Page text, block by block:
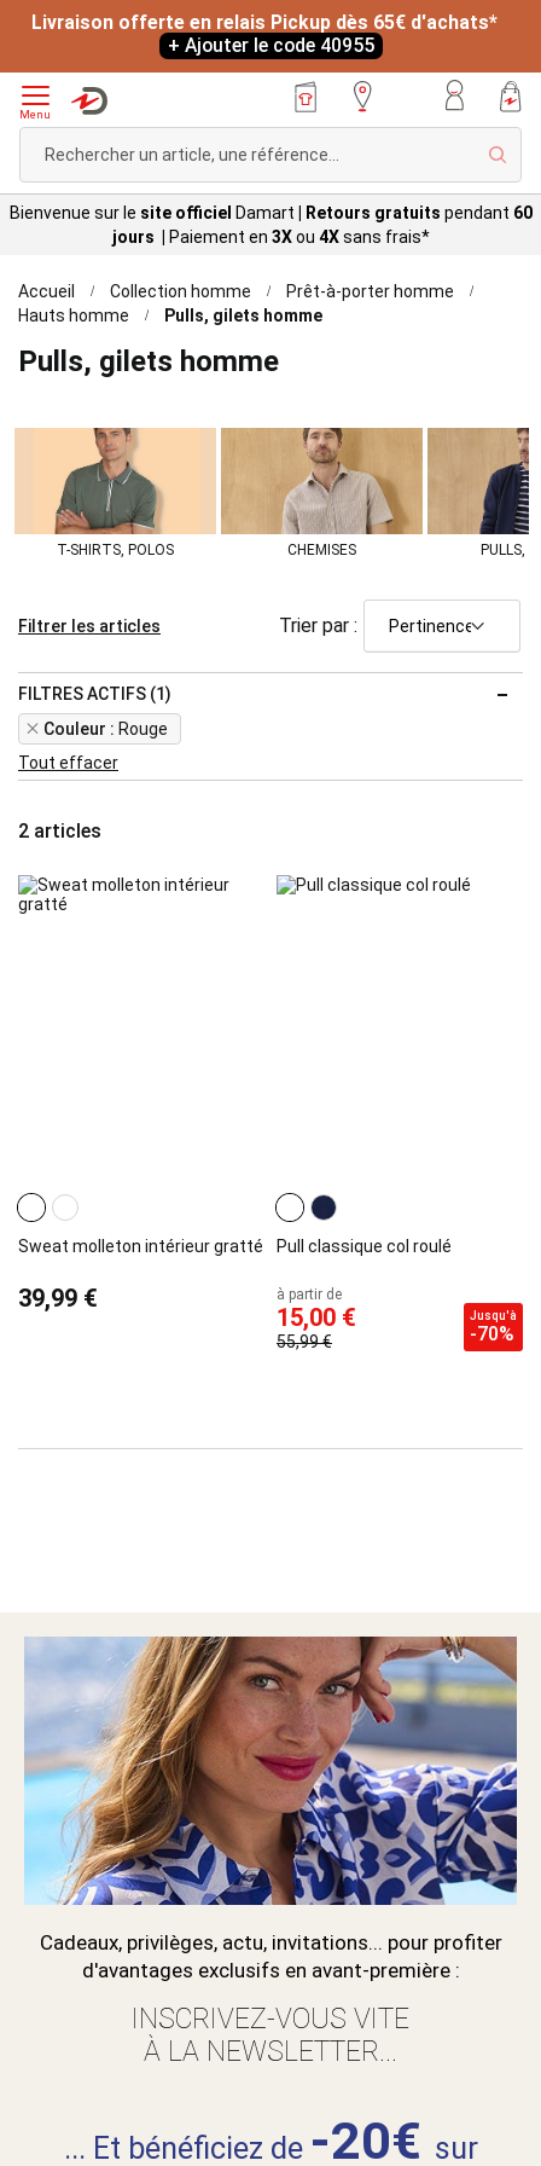
Livraison offerte en relais Pickup dès 65€ d'achats*
+ Ajouter le code 40955
Menu
Bienvenue sur le site officiel Damart Retours gratuits pendant 60
jours |
Paiement en 3Xou 4Xsans frais*
Accueil Collection homme
Prêt-à-porter homme
Hauts homme
Pulls, gilets homme
Pulls, gilets homme
T-SHIRTS, POLOS CHEMISES PULLS,
2 articles
Trier par :
Sweat molleton intérieur gratté
39,99 €
Pull classique col roulé
à partir de
15,00 €
55,99 €
Jusqu'à
-70%
Filtrer les articles
FILTRES ACTIFS (1)
Couleur
Rouge
Remove
This
Item
Tout effacer
Cadeaux, privilèges, actu, invitations... pour profiter
d'avantages exclusifs en avant-première :
INSCRIVEZ-VOUS VITE
À LA NEWSLETTER...
... Et bénéficiez de -20€ sur